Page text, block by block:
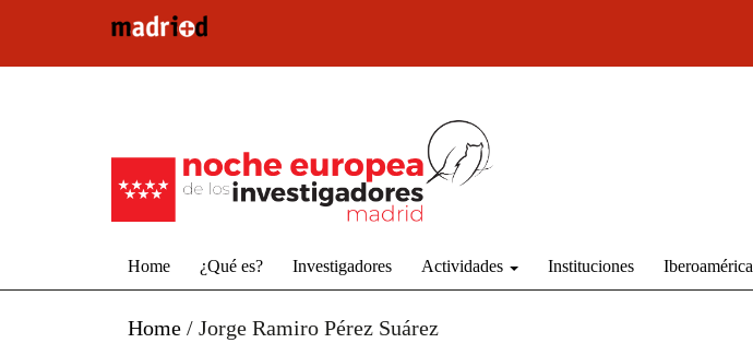
Home ¿Qué es? Investigadores Actividades Instituciones Iberoamérica
Home / Jorge Ramiro Pérez Suárez